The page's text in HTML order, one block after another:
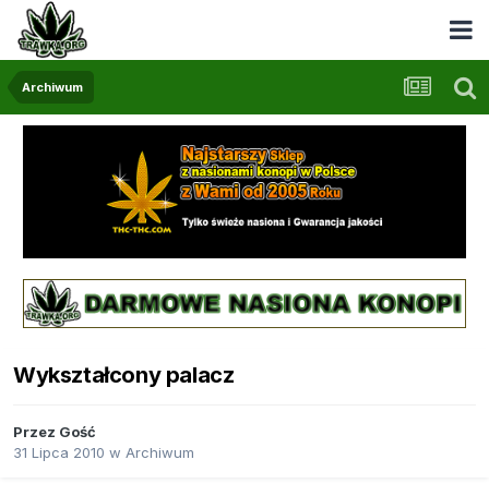
Archiwum
Wykształcony palacz
Przez Gość
31 Lipca 2010 w Archiwum